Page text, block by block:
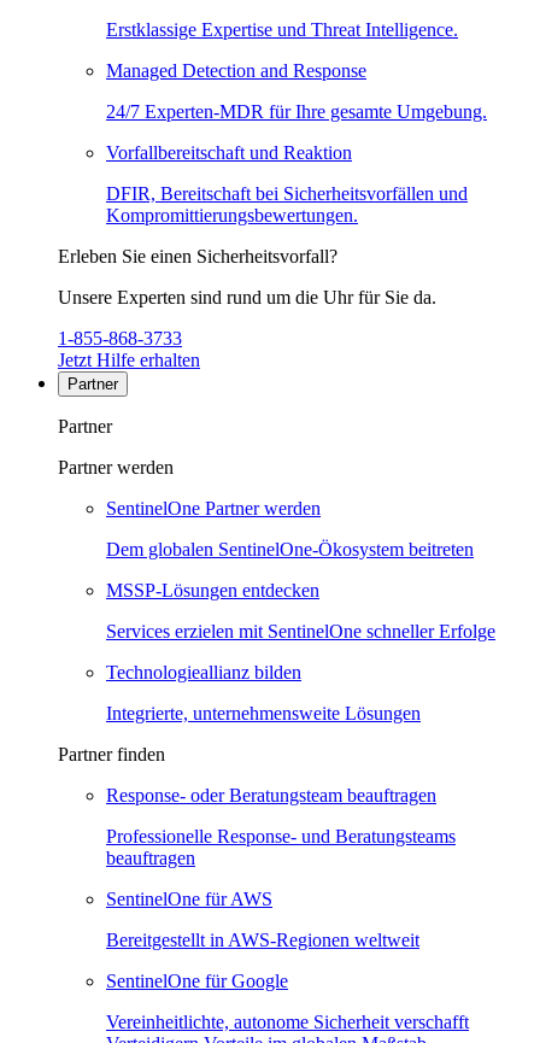
Erstklassige Expertise und Threat Intelligence.
Managed Detection and Response
24/7 Experten-MDR für Ihre gesamte Umgebung.
Vorfallbereitschaft und Reaktion
DFIR, Bereitschaft bei Sicherheitsvorfällen und
Kompromittierungsbewertungen.
Erleben Sie einen Sicherheitsvorfall?
Unsere Experten sind rund um die Uhr für Sie da.
1-855-868-3733
Jetzt Hilfe erhalten
Partner
Partner
Partner werden
SentinelOne Partner werden
Dem globalen SentinelOne-Ökosystem beitreten
MSSP-Lösungen entdecken
Services erzielen mit SentinelOne schneller Erfolge
Technologieallianz bilden
Integrierte, unternehmensweite Lösungen
Partner finden
Response- oder Beratungsteam beauftragen
Professionelle Response- und Beratungsteams
beauftragen
SentinelOne für AWS
Bereitgestellt in AWS-Regionen weltweit
SentinelOne für Google
Vereinheitlichte, autonome Sicherheit verschafft